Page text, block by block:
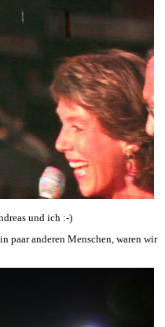
und ich :-)
paar anderen Menschen, waren wir